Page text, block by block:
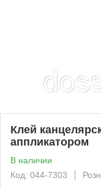
Клей
аппликатором
В наличии
Код: 044-7303